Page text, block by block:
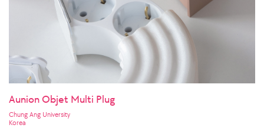
Aunion Objet Multi Plug
Chung Ang University
Korea